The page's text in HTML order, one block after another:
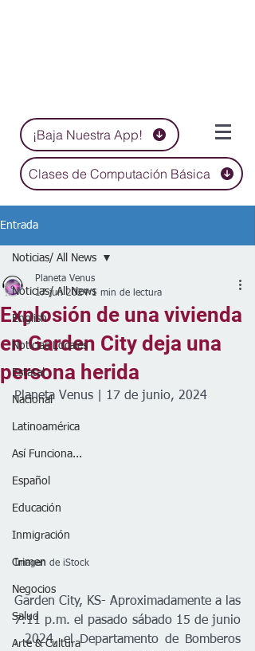
¡Baja Nuestra App!
Clases de Computación Básica
Entrada
Noticias/ All News
English
Noticias Locales
Estatal
Nacional
Latinoamérica
Así Funciona...
Español
Educación
Inmigración
Crimen
Negocios
Salud
Arte & Cultura
Noticias/ All News
Explosión de una vivienda
en Garden City deja una
persona herida
Planeta Venus
17 jun 2024 1 min de lectura
Planeta Venus | 17 de junio, 2024
Imagen de iStock
Garden City, KS- Aproximadamente a las
7:11 p.m. el pasado sábado 15 de junio
, 2024, el Departamento de Bomberos